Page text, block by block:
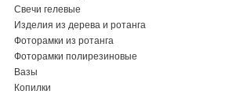
Свечи гелевые
Изделия из дерева и ротанга
Фоторамки из ротанга
Фоторамки полирезиновые
Вазы
Копилки